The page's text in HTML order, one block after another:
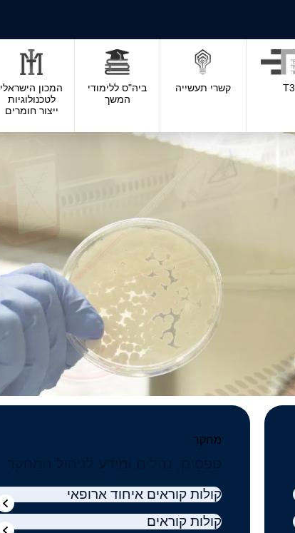
T3 קשרי תעשייה
ביה"ס ללימודי
המשך
המכון הישראלי
לטכנולוגיות
ייצור חומרים
מחקר
קולות קוראים איחוד ארופאי
קולות קוראים